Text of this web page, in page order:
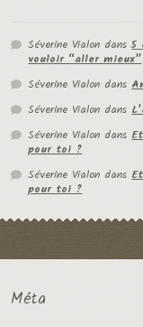
Séverine Vialon dans5
vouloir “aller mieux”
Séverine Vialon dans
Séverine Vialon dans
Séverine Vialon dans
pour toi ?
Séverine Vialon dans
pour toi ?
Méta